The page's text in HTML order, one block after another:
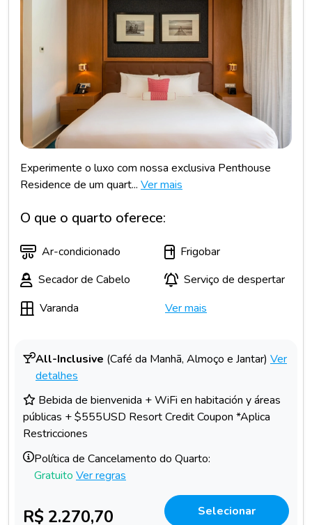
Experimente o luxo com nossa exclusiva Penthouse
Residence de um quart... Ver mais
O que o quarto oferece:
Ar-condicionado
Frigobar
Secador de Cabelo
Serviço de despertar
Varanda
Ver mais
All-Inclusive (Café da Manhã, Almoço e Jantar) Ver
detalhes
Bebida de bienvenida + WiFi en habitación y áreas
públicas + $555USD Resort Credit Coupon *Aplica
Restricciones
Política de Cancelamento do Quarto:
Gratuito Ver regras
R$ 2.270,70 Selecionar